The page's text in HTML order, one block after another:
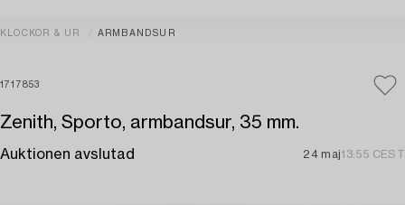
KLOCKOR & UR ARMBANDSUR
1717853
Zenith, Sporto, armbandsur, 35 mm.
Auktionen avslutad 24 maj13:55 CEST